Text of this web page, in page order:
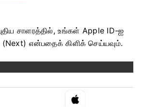
புதிய சாளரத்தில், உங்கள் Apple ID-ஐ
(Next) என்பதைக் கிளிக் செய்யவும்.